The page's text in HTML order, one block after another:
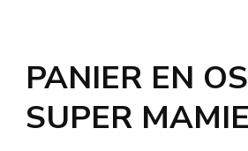
PANIER EN
SUPER MAMIE